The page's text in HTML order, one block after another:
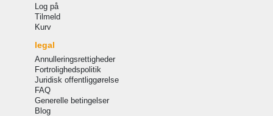
Log på
Tilmeld
Kurv
legal
Annulleringsrettigheder
Fortrolighedspolitik
Juridisk offentliggørelse
FAQ
Generelle betingelser
Blog